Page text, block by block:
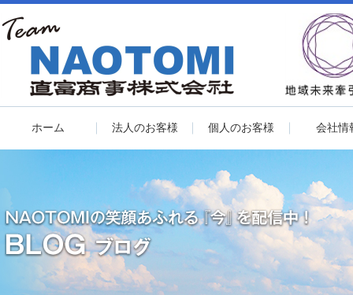
ホーム 法人のお客様 個人のお客様 会社情